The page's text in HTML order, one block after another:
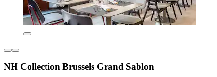
NH Collection Brussels Grand Sablon